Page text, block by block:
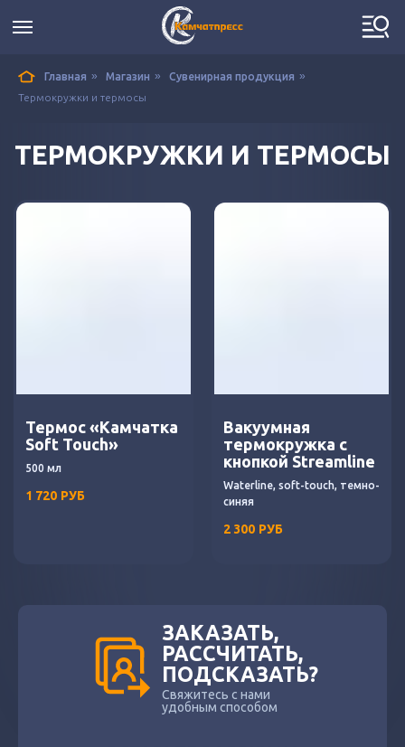
Главная » Магазин » Сувенирная продукция »
Термокружки и термосы
ТЕРМОКРУЖКИ И ТЕРМОСЫ
Термос «Камчатка
Soft Touch»
500 мл
1 720 РУБ
Вакуумная
термокружка с
кнопкой Streamline
Waterline, soft-touch, темно-
синяя
2 300 РУБ
ЗАКАЗАТЬ,
РАССЧИТАТЬ,
ПОДСКАЗАТЬ?
Свяжитесь с нами
удобным способом